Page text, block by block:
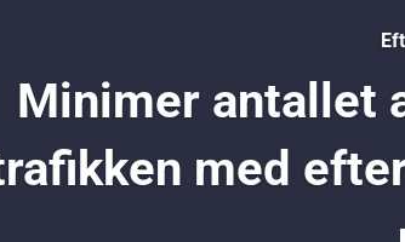
Minimer antallet
med